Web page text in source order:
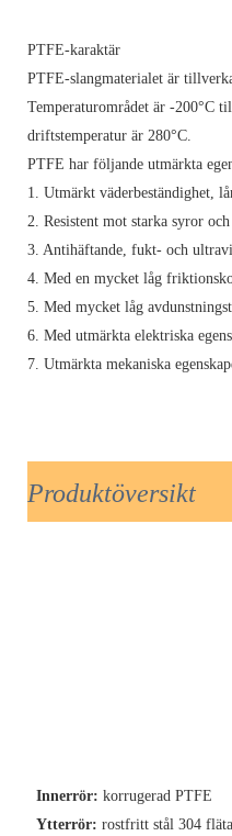
PTFE-karaktär
PTFE-slangmaterialet är
Temperaturområdet är -200°C
driftstemperatur är 280°C.
PTFE har följande utmärkta
1. Utmärkt väderbeständighet,
2. Resistent mot starka syror
3. Antihäftande, fukt- och
4. Med en mycket låg
5. Med mycket låg
6. Med utmärkta elektriska
7. Utmärkta mekaniska
Produktöversikt
Innerrör: korrugerad PTFE
Ytterrör: rostfritt stål 304